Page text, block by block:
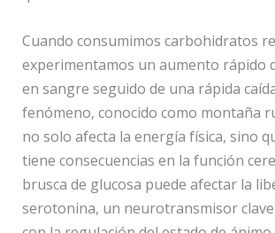
Cuando consumimos carbohidratos
experimentamos un aumento rápido
en sangre seguido de una rápida
fenómeno, conocido como montaña
no solo afecta la energía física, sino
tiene consecuencias en la función
brusca de glucosa puede afectar la
serotonina, un neurotransmisor